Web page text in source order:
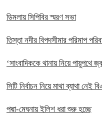
ডিমলায় সিপিবির স্মরণ সভা
তিস্তা নদীর বিপদসীমার পরিমাপ
‘সাংবাদিককে থানায় নিয়ে পায়ুপথে
সিটি নির্বাচন নিয়ে মাথা ব্যাথা নেই
পদ্মা-মেঘনায় ইলিশ ধরা শুরু হচ্ছে